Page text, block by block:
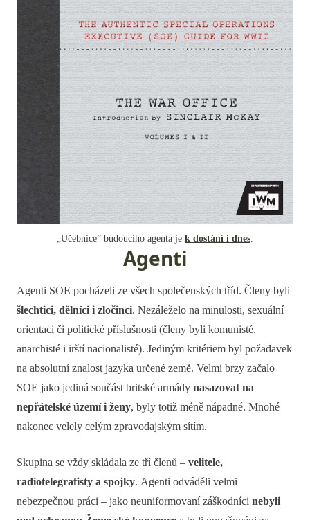
„Učebnice” budoucího agenta je k dostání i dnes
Agenti
Agenti SOE pocházeli ze všech společenských tříd. Členy byli
šlechtici, dělníci i zločinci. Nezáleželo na minulosti, sexuální
orientaci či politické příslušnosti (členy byli komunisté,
anarchisté i irští nacionalisté). Jediným kritériem byl požadavek
na absolutní znalost jazyka určené země. Velmi brzy začalo
SOE jako jediná součást britské armády nasazovat na
nepřátelské území i ženy, byly totiž méně nápadné. Mnohé
nakonec velely celým zpravodajským sítím.
Skupina se vždy skládala ze tří členů – velitele,
radiotelegrafisty a spojky. Agenti odváděli velmi
nebezpečnou práci – jako neuniformovaní záškodníci nebyli